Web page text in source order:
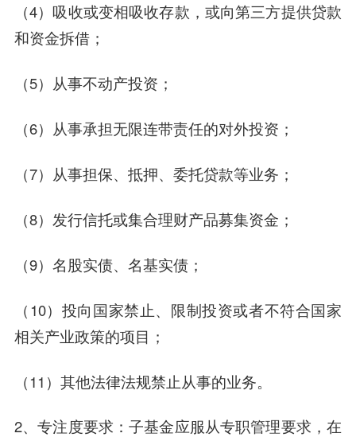
（4）吸收或变相吸收存款，或向第三方提供贷款
和资金拆借；
（5）从事不动产投资；
（6）从事承担无限连带责任的对外投资；
（7）从事担保、抵押、委托贷款等业务；
（8）发行信托或集合理财产品募集资金；
（9）名股实债、名基实债；
（10）投向国家禁止、限制投资或者不符合国家
相关产业政策的项目；
（11）其他法律法规禁止从事的业务。
2、专注度要求：子基金应服从专职管理要求，在